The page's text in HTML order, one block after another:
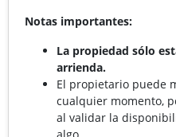
Notas importantes:
La propiedad sólo
arrienda.
El propietario puede
cualquier momento,
al validar la